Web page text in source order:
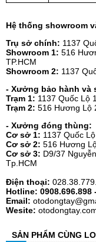
Hệ thống showroom
Trụ sở chính: 1137
Showroom 1: 516
TP.HCM
Showroom 2: 1137
- Xưởng bảo hành và
Trạm 1: 1137 Quốc Lộ
Trạm 2: 516 Hương Lộ
- Xưởng đóng thùng:
Cơ sở 1: 1137 Quốc
Cơ sở 2: 516 Hương
Cơ sở 3: D9/37
Tp.HCM
Điện thoại:
Hotline: 0908.696.898
Email:
Wesite:
SẢN PHẨM CÙNG